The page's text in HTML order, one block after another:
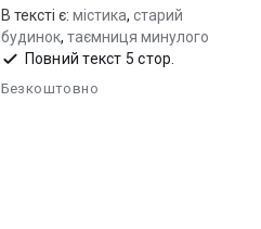
В тексті є: містика, старий
будинок, таємниця минулого
Повний текст 5 стор.
Безкоштовно